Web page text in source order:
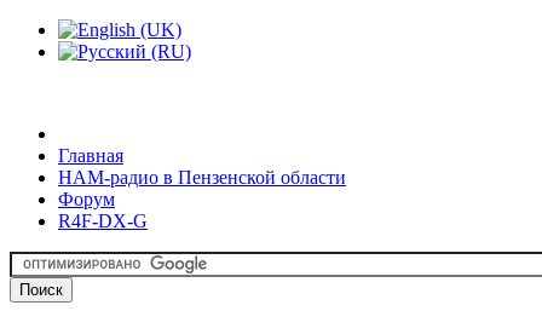
Главная
HAM-радио в Пензенской области
Форум
R4F-DX-G